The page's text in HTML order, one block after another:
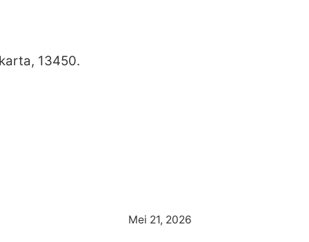
13450.
Mei 21, 2026